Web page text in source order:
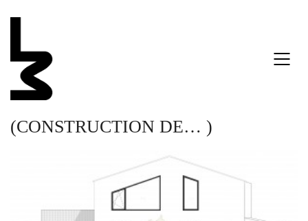
(CONSTRUCTION DE… )